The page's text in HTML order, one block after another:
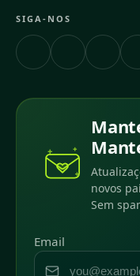
SIGA-NOS
novos
Sem
Email